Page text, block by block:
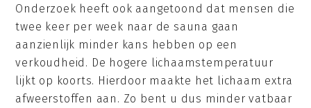
Onderzoek heeft ook aangetoond dat mensen die
twee keer per week naar de sauna gaan
aanzienlijk minder kans hebben op een
verkoudheid. De hogere lichaamstemperatuur
lijkt op koorts. Hierdoor maakte het lichaam extra
afweerstoffen aan. Zo bent u dus minder vatbaar